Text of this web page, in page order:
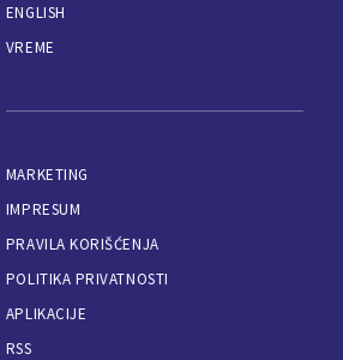
ENGLISH
VREME
MARKETING
IMPRESUM
PRAVILA KORIŠĆENJA
POLITIKA PRIVATNOSTI
APLIKACIJE
RSS